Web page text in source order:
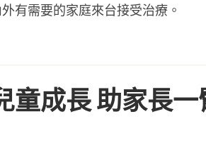
有需要的家庭來台接受治療。
童成長 助家長一